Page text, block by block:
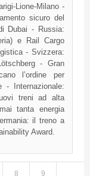
Lione-Milano -
sicuro del
Dubai - Russia:
e Rail Cargo
- Svizzera:
- Gran
l’ordine per
- Internazionale:
treni ad alta
tanta energia
il treno a
Award.
8 9